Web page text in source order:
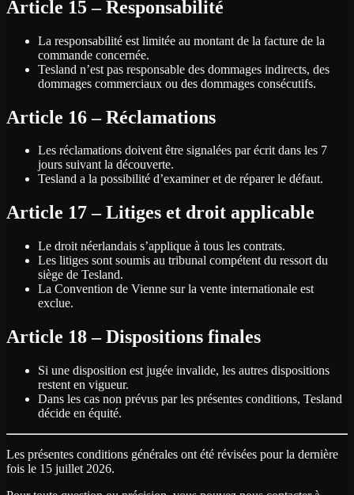
Article 15 – Responsabilité
La responsabilité est limitée au montant de la facture de la
commande concernée.
Tesland n’est pas responsable des dommages indirects, des
dommages commerciaux ou des dommages consécutifs.
Article 16 – Réclamations
Les réclamations doivent être signalées par écrit dans les 7
jours suivant la découverte.
Tesland a la possibilité d’examiner et de réparer le défaut.
Article 17 – Litiges et droit applicable
Le droit néerlandais s’applique à tous les contrats.
Les litiges sont soumis au tribunal compétent du ressort du
siège de Tesland.
La Convention de Vienne sur la vente internationale est
exclue.
Article 18 – Dispositions finales
Si une disposition est jugée invalide, les autres dispositions
restent en vigueur.
Dans les cas non prévus par les présentes conditions, Tesland
décide en équité.
Les présentes conditions générales ont été révisées pour la dernière
fois le 15 juillet 2026.